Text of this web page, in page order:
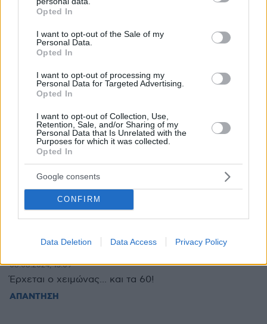
grant or deny consent to Google and its third-party tags to
use your data for below specified purposes in below Google
consent section.
Opted In
I want to opt-out of the Sale of my
Personal Data.
Opted In
I want to opt-out of processing my
Personal Data for Targeted Advertising.
Opted In
I want to opt-out of Collection, Use,
Retention, Sale, and/or Sharing of my
Personal Data that Is Unrelated with the
Purposes for which it was collected.
Opted In
Google consents
CONFIRM
Data Deletion Data Access Privacy Policy
το σεξ έχει γλυκανει, αρχίζει να φεύγει το ξινό, και
αυτό το ψιλοχασιμο με λίγο αλληθωρισμα από το
πολύ πάτωμα , της δίνει κάτι, που αρχίζεις να τη λες
και όμορφη. Να συνεχίσει να το κάνει, όσο αντέχει.
Να θαυμάσουν όλοι τη μεταμορφωτική δύναμη του
ΑΠΑΝΤΗΣΗ
ειδικα από τα μνημονια και επειτα
08.08.2024, 14:33
η κοινωνια κατηντησε μια κοινωνια φτωχων
πνευματικα και υλικα που μονη διεξοδο από τη
μιζερη ζωη των περισσοτέρων ειναι μια οθονη και να
κοιτανε κοκοτες και κοκορους...τους συμφερει πολυ
αυτο τους 300 και οχι μονο. συνεχιστε να κοιμαστε
ΑΠΑΝΤΗΣΗ
08.08.2024, 13:09
Έρχεται ο χειμώνας... και τα 60!
ΑΠΑΝΤΗΣΗ